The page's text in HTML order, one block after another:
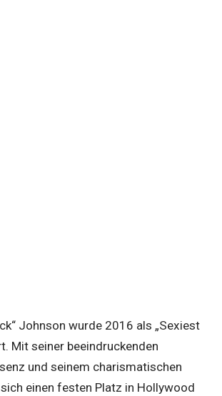
Johnson wurde 2016 als „Sexiest
Mit seiner beeindruckenden
und seinem charismatischen
einen festen Platz in Hollywood